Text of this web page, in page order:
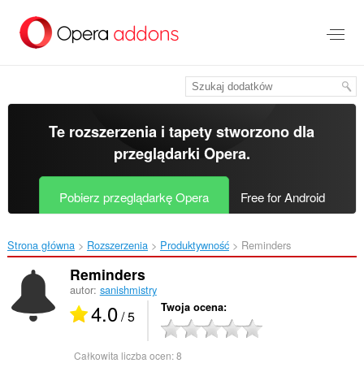
treści
Te rozszerzenia i tapety stworzono dla
przeglądarki Opera.
Pobierz przeglądarkę Opera Free for Android
Strona główna Rozszerzenia Produktywność Reminders‎
Reminders
autor: sanishmistry
4.0/ 5 Twoja ocena
Całkowita liczba ocen:8